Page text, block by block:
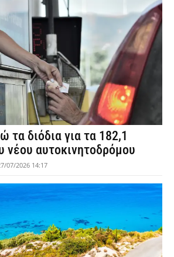
τα διόδια για τα 182,1
νέου αυτοκινητοδρόμου
07/2026 14:17